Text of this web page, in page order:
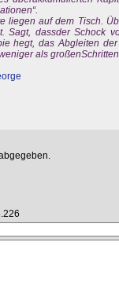
liegen auf dem Tisch.
Sagt, dassder Schock
hegt, das Abgleiten
als